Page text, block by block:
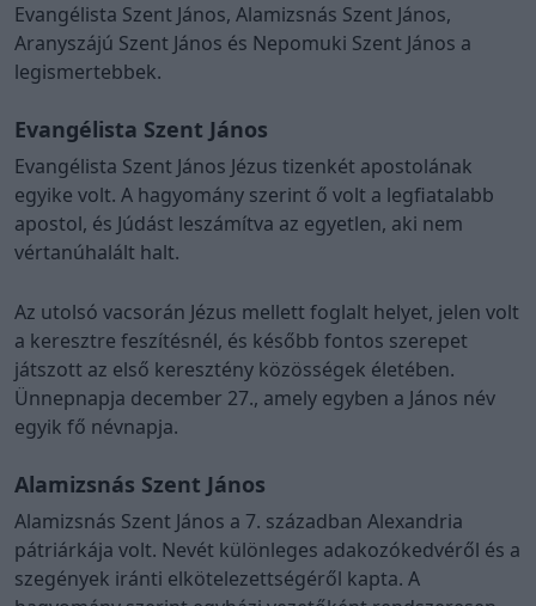
Evangélista Szent János, Alamizsnás Szent János,
Aranyszájú Szent János és Nepomuki Szent János a
legismertebbek.
Evangélista Szent János
Evangélista Szent János Jézus tizenkét apostolának
egyike volt. A hagyomány szerint ő volt a legfiatalabb
apostol, és Júdást leszámítva az egyetlen, aki nem
vértanúhalált halt.
Az utolsó vacsorán Jézus mellett foglalt helyet, jelen volt
a keresztre feszítésnél, és később fontos szerepet
játszott az első keresztény közösségek életében.
Ünnepnapja december 27., amely egyben a János név
egyik fő névnapja.
Alamizsnás Szent János
Alamizsnás Szent János a 7. században Alexandria
pátriárkája volt. Nevét különleges adakozókedvéről és a
szegények iránti elkötelezettségéről kapta. A